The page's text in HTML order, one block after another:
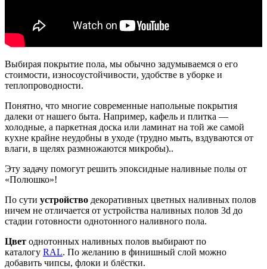
Выбирая покрытие пола, мы обычно задумываемся о его
стоимости, износоустойчивости, удобстве в уборке и
теплопроводности.
Понятно, что многие современные напольные покрытия
далеки от нашего быта. Например, кафель и плитка —
холодные, а паркетная доска или ламинат на той же самой
кухне крайне неудобны в уходе (трудно мыть, вздуваются от
влаги, в щелях размножаются микробы)..
Эту задачу помогут решить эпоксидные наливные полы от
«Полюшко»!
По сути устройство декоративных цветных наливных полов
ничем не отличается от устройства наливных полов 3d до
стадии готовности однотонного наливного пола.
Цвет однотонных наливных полов выбирают по
каталогу RAL. По желанию в финишный слой можно
добавить чипсы, флоки и блёстки.